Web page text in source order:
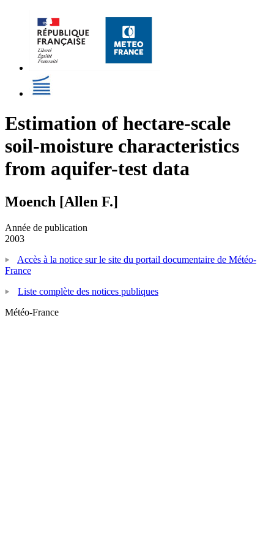
Estimation of hectare-scale
soil-moisture characteristics
from aquifer-test data
Moench [Allen F.]
Année de publication
2003
Accès à la notice sur le site du portail documentaire de Météo-
France
Liste complète des notices publiques
Météo-France